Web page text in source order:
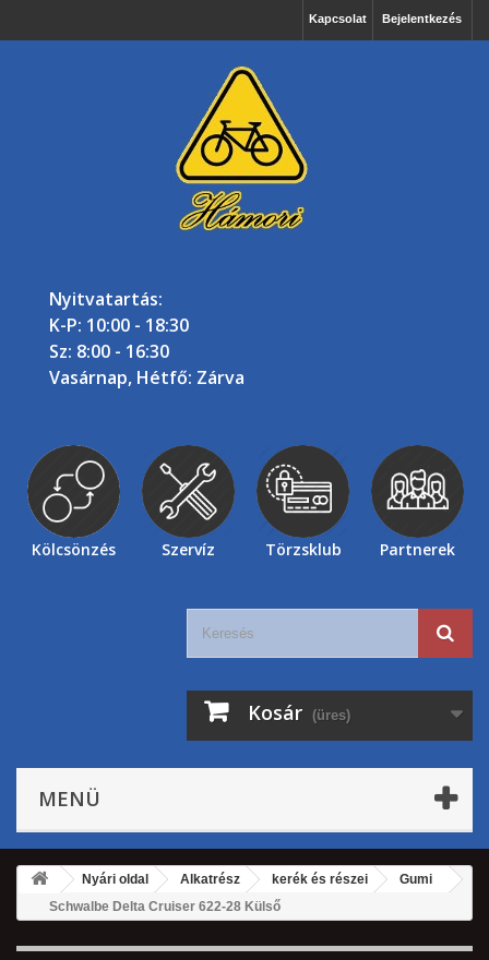
Bejelentkezés
Kapcsolat
Nyitvatartás:
K-P: 10:00 - 18:30
Sz: 8:00 - 16:30
Vasárnap, Hétfő: Zárva
Kölcsönzés Szervíz Törzsklub Partnerek
Kosár (üres)
MENÜ
Nyári oldal Alkatrész kerék és részei
Gumi
Schwalbe Delta Cruiser 622-28 Külső